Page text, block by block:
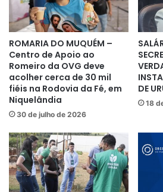
ROMARIA DO MUQUÉM –
Centro de Apoio ao
Romeiro da OVG deve
acolher cerca de 30 mil
fiéis na Rodovia da Fé, em
Niquelândia
30 de julho de 2026
DE
18